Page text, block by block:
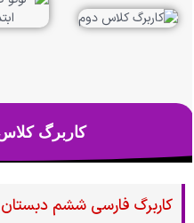
کاربرگ
کاربرگ فارسی ششم دبستان